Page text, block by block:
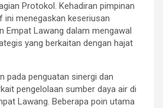
Protokol. Kehadiran pimpinan
ini menegaskan keseriusan
Empat Lawang dalam mengawal
yang berkaitan dengan hajat
pada penguatan sinergi dan
pengelolaan sumber daya air di
Lawang. Beberapa poin utama